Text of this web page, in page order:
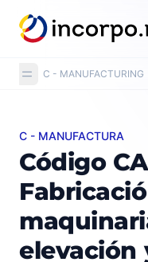
principal
C - MANUFACTURING
Código CAEN 2822:
C - MANUFACTURA
Código
elevación